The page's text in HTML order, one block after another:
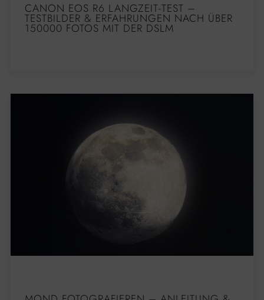
CANON EOS R6 LANGZEIT-TEST –
TESTBILDER & ERFAHRUNGEN NACH ÜBER
150000 FOTOS MIT DER DSLM